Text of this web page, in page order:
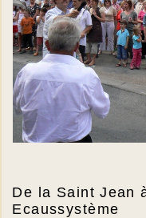
De la Saint Jean
Ecaussystème